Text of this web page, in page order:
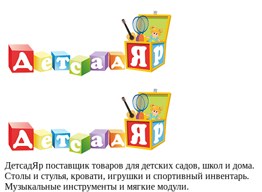
ДетсадЯр поставщик товаров для детских садов, школ и дома.
Столы и стулья, кровати, игрушки и спортивный инвентарь.
Музыкальные инструменты и мягкие модули.